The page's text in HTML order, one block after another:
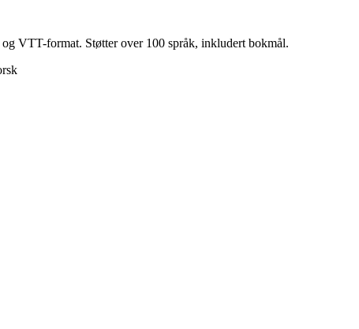
VTT-format. Støtter over 100 språk, inkludert bokmål.